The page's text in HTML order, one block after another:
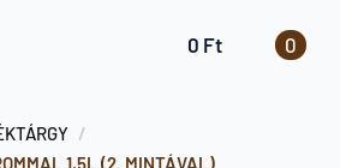
0 Ft 0
1,5L (2. MINTÁVAL)